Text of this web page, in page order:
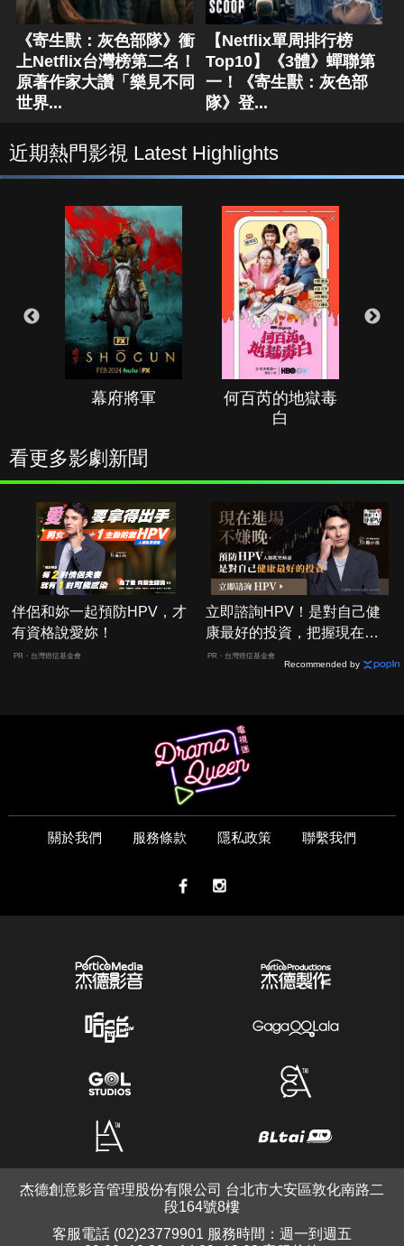
《寄生獸：灰色部隊》衝
上Netflix台灣榜第二名！
原著作家大讚「樂見不同
世界...
【Netflix單周排行榜
Top10】《3體》蟬聯第
一！《寄生獸：灰色部
隊》登...
近期熱門影視 Latest Highlights
幕府將軍
何百芮的地獄毒
白
看更多影劇新聞
伴侶和妳一起預防HPV，才
有資格說愛妳！
PR・台灣癌症基金會
立即諮詢HPV！是對自己健
康最好的投資，把握現在不
嫌晚！
PR・台灣癌症基金會
Recommended by
關於我們 服務條款 隱私政策 聯繫我們
杰德創意影音管理股份有限公司 台北市大安區敦化南路二
段164號8樓
客服電話 (02)23779901 服務時間：週一到週五